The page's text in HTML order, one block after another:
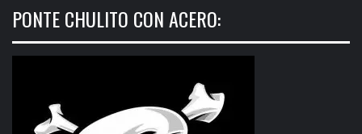
PONTE CHULITO CON ACERO: